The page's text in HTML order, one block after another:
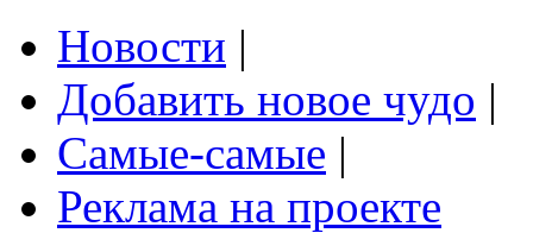
Новости |
Добавить новое чудо |
Самые-самые |
Реклама на проекте